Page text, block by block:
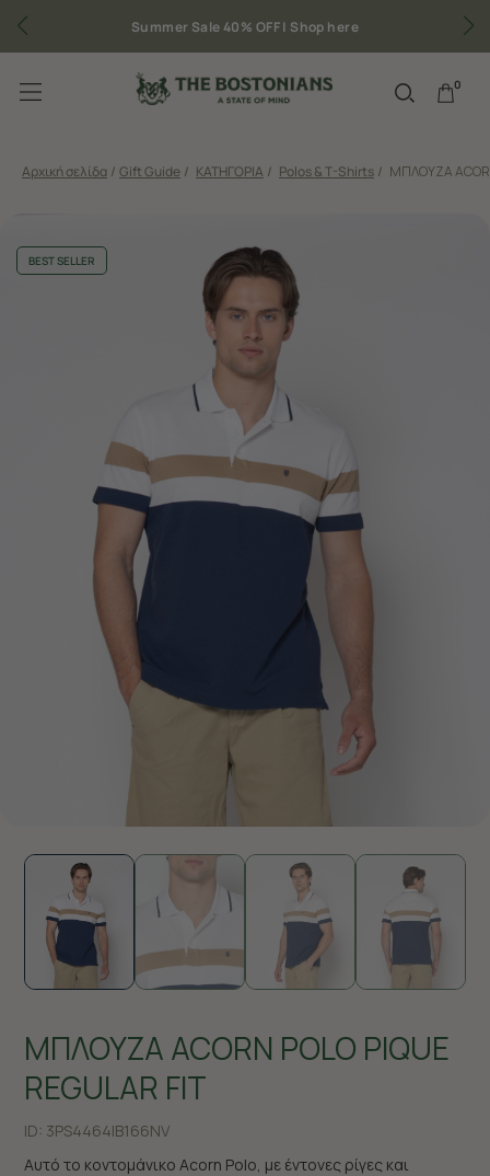
Δωρεάν μεταφορικά για παραγγελίες άνω των 50€
0
Αρχική σελίδα / Gift Guide / ΚΑΤΗΓΟΡΙΑ / Polos & T-Shirts / ΜΠΛΟΥΖΑ
BEST SELLER
ΜΠΛΟΥΖΑ ACORN POLO PIQUE
REGULAR FIT
ID: 3PS4464|B166NV
Αυτό το κοντομάνικο Acorn Polo, με έντονες ρίγες και